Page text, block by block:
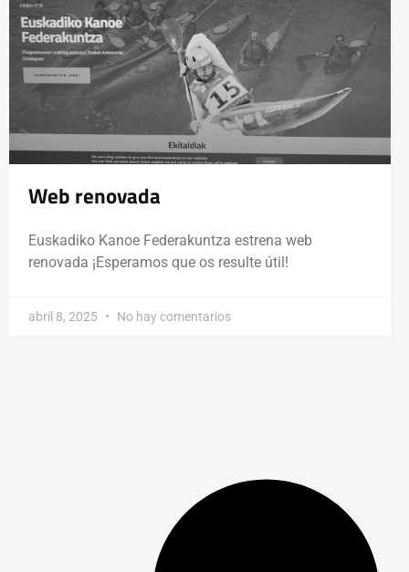
Web renovada
Euskadiko Kanoe Federakuntza estrena web
renovada ¡Esperamos que os resulte útil!
abril 8, 2025 No hay comentarios